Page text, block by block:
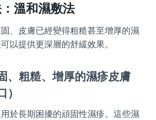
溫和濕敷法
、皮膚已經變得粗糙甚至增厚的濕
以提供更深層的舒緩效果。
、粗糙、增厚的濕疹皮膚
）
於長期困擾的頑固性濕疹。這些濕